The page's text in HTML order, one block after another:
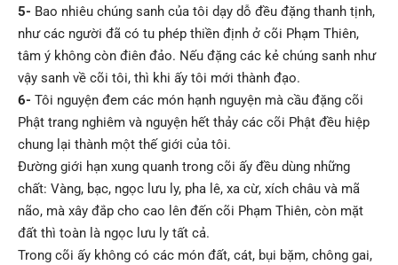
5- Bao nhiêu chúng sanh của tôi dạy dỗ đều đặng thanh tịnh,
như các người đã có tu phép thiền định ở cõi Phạm Thiên,
tâm ý không còn điên đảo. Nếu đặng các kẻ chúng sanh như
vậy sanh về cõi tôi, thì khi ấy tôi mới thành đạo.
6- Tôi nguyện đem các món hạnh nguyện mà cầu đặng cõi
Phật trang nghiêm và nguyện hết thảy các cõi Phật đều hiệp
chung lại thành một thế giới của tôi.
Đường giới hạn xung quanh trong cõi ấy đều dùng những
chất: Vàng, bạc, ngọc lưu ly, pha lê, xa cừ, xích châu và mã
não, mà xây đắp cho cao lên đến cõi Phạm Thiên, còn mặt
đất thì toàn là ngọc lưu ly tất cả.
Trong cõi ấy không có các món đất, cát, bụi bặm, chông gai,